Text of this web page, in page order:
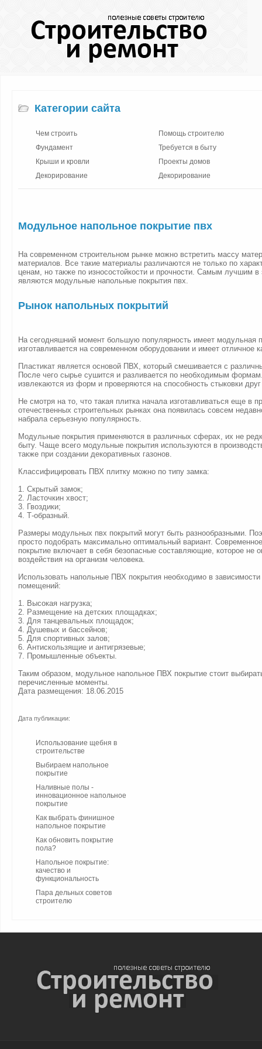
Категории сайта
Чем строить
Фундамент
Крыши и кровли
Декорирование
Помощь строителю
Требуется в быту
Проекты домов
Декорирование
Модульное напольное покрытие пвх
На современном строительном рынке можно встретить массу
материалов. Все такие материалы различаются не только по
ценам, но также по износостойкости и прочности. Самым лучшим в
являются модульные напольные покрытия пвх.
Рынок напольных покрытий
На сегодняшний момент большую популярность имеет модульная
изготавливается на современном оборудовании и имеет отличное
Пластикат является основой ПВХ, который смешивается с
После чего сырье сушится и разливается по необходимым
извлекаются из форм и проверяются на способность стыковки друг
Не смотря на то, что такая плитка начала изготавливаться еще в
отечественных строительных рынках она появилась совсем
набрала серьезную популярность.
Модульные покрытия применяются в различных сферах, их не
быту. Чаще всего модульные покрытия используются в
также при создании декоративных газонов.
Классифицировать ПВХ плитку можно по типу замка:
1. Скрытый замок;
2. Ласточкин хвост;
3. Гвоздики;
4. Т-образный.
Размеры модульных пвх покрытий могут быть разнообразными.
просто подобрать максимально оптимальный вариант.
покрытие включает в себя безопасные составляющие, которое не
воздействия на организм человека.
Использовать напольные ПВХ покрытия необходимо в зависимости
помещений:
1. Высокая нагрузка;
2. Размещение на детских площадках;
3. Для танцевальных площадок;
4. Душевых и бассейнов;
5. Для спортивных залов;
6. Антискользящие и антигрязевые;
7. Промышленные объекты.
Таким образом, модульное напольное ПВХ покрытие стоит
перечисленные моменты.
Дата размещения: 18.06.2015
Дата публикации:
Использование щебня в
строительстве
Выбираем напольное
покрытие
Наливные полы -
инновационное напольное
покрытие
Как выбрать финишное
напольное покрытие
Как обновить покрытие
пола?
Напольное покрытие:
качество и
функциональность
Пара дельных советов
строителю